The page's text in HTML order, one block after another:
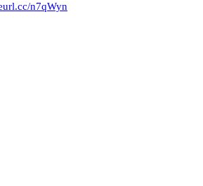
n7qWyn